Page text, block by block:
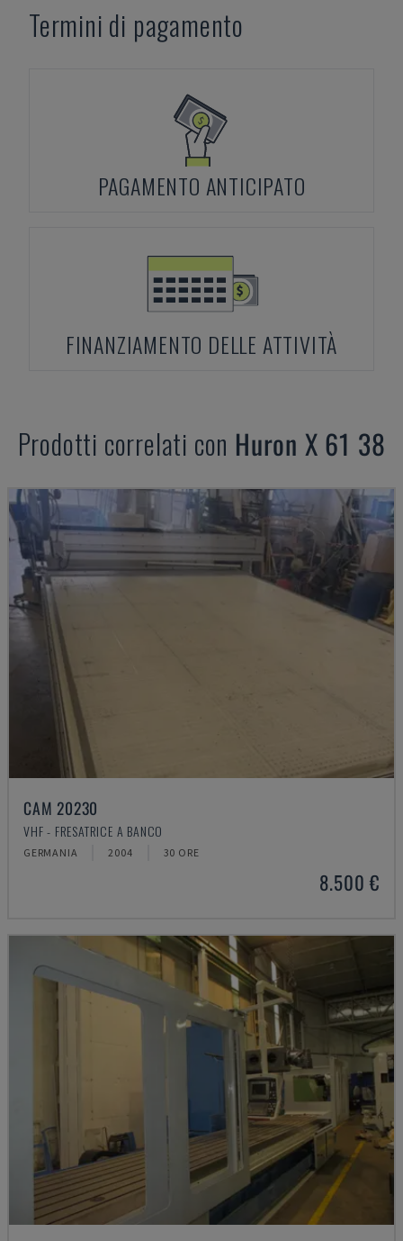
Termini di pagamento
PAGAMENTO ANTICIPATO
FINANZIAMENTO DELLE ATTIVITÀ
Prodotti correlati con Huron X 61 38
CAM 20230
VHF - FRESATRICE A BANCO
GERMANIA 2004 30 ORE
8.500 €